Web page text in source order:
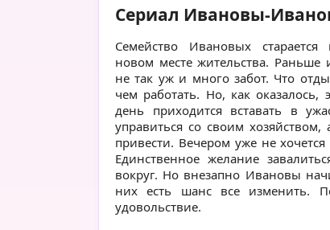
Сериал Ивановы-
Семейство Ивановых
новом месте жительства. Раньше
не так уж и много забот. Что
чем работать. Но, как
день приходится вставать в
управиться со своим
привести. Вечером уже не
Единственное желание
вокруг. Но внезапно Ивановы
них есть шанс все изменить.
удовольствие.